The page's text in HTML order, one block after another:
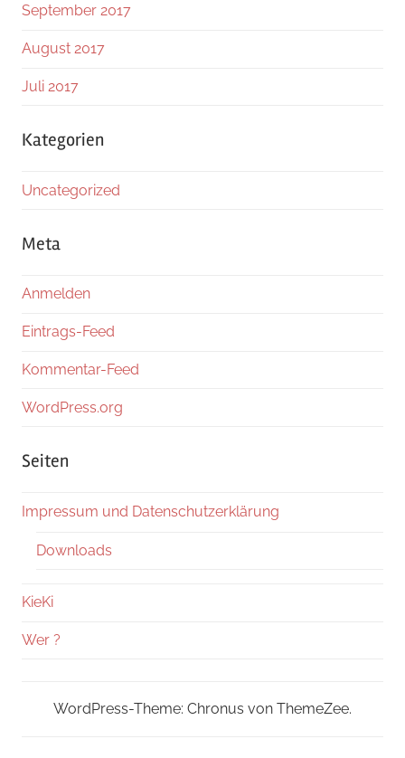
September 2017
August 2017
Juli 2017
Kategorien
Uncategorized
Meta
Anmelden
Eintrags-Feed
Kommentar-Feed
WordPress.org
Seiten
Impressum und Datenschutzerklärung
Downloads
KieKi
Wer ?
WordPress-Theme: Chronus von ThemeZee.